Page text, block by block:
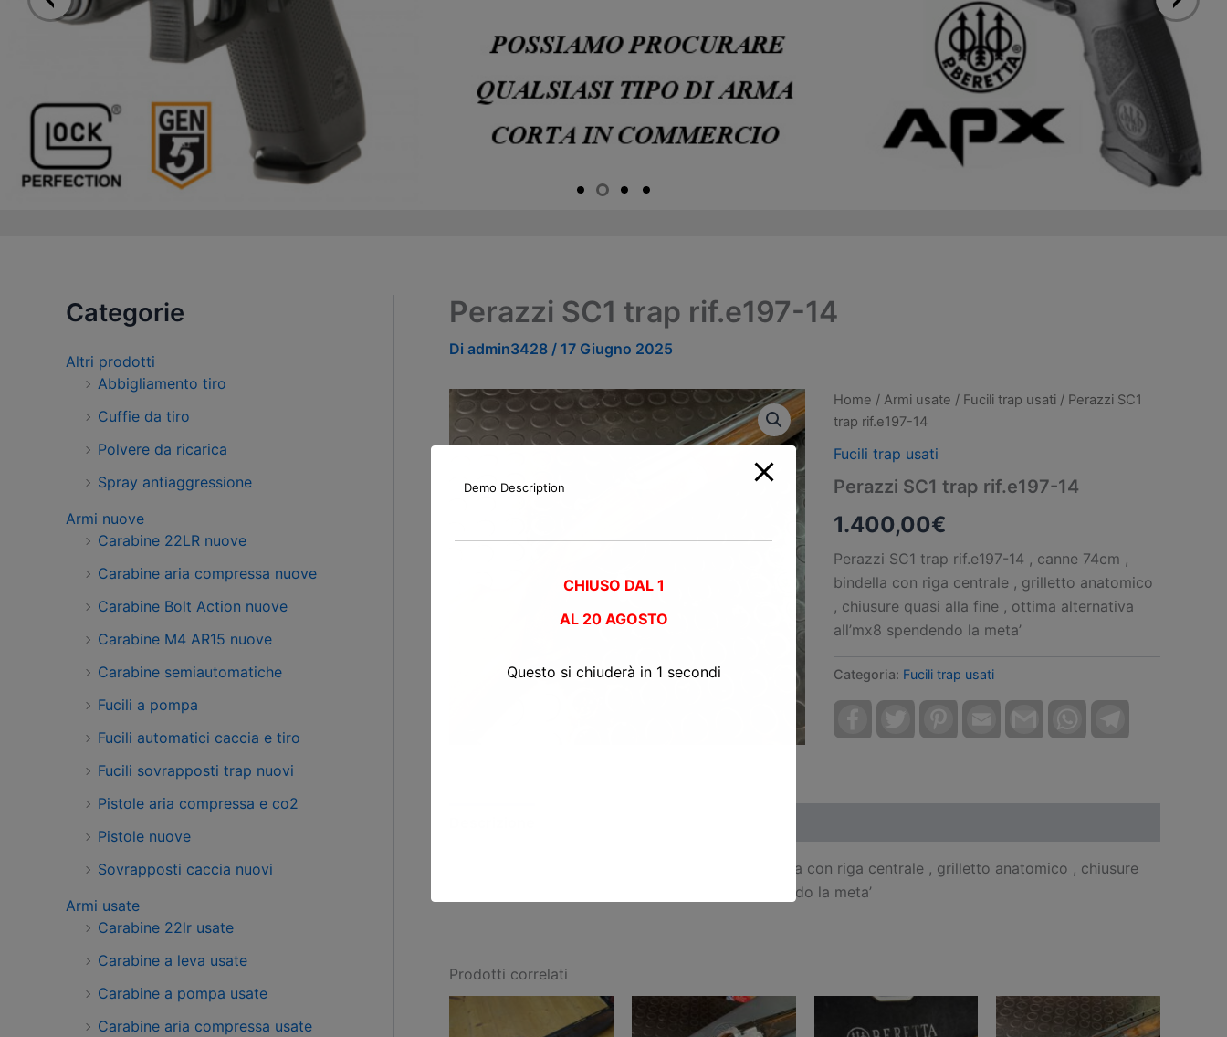
Categorie
Altri prodotti
Abbigliamento tiro
Cuffie da tiro
Polvere da ricarica
Spray antiaggressione
Armi nuove
Carabine 22LR nuove
Carabine aria compressa nuove
Carabine Bolt Action nuove
Carabine M4 AR15 nuove
Carabine semiautomatiche
Fucili a pompa
Fucili automatici caccia e tiro
Fucili sovrapposti trap nuovi
Pistole aria compressa e co2
Pistole nuove
Sovrapposti caccia nuovi
Armi usate
Carabine 22lr usate
Carabine a leva usate
Carabine a pompa usate
Carabine aria compressa usate
Perazzi SC1 trap rif.e197-14
Di admin3428 / 17 Giugno 2025
Home / Armi usate / Fucili trap usati/ Perazzi SC1
trap rif.e197-14
Fucili trap usati
Perazzi SC1 trap rif.e197-14
1.400,00€
Perazzi SC1 trap rif.e197-14 , canne 74cm ,
bindella con riga centrale , grilletto anatomico
, chiusure quasi alla fine , ottima alternativa
all’mx8 spendendo la meta’
Categoria: Fucili trap usati
FacebookTwitter Pinterest Email Gmail WhatsApp
Perazzi SC1 trap rif.e197-14 , canne 74cm , bindella con riga centrale , grilletto anatomico , chiusure
quasi alla fine , ottima alternativa all’mx8 spendendo la meta’
Prodotti correlati
Demo Description
CHIUSO DAL 1
AL 20 AGOSTO
Questo si chiuderà in 0 secondi